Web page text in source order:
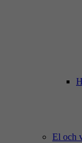
El och